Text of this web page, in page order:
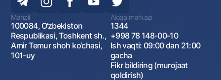
Manzil
100084, O‘zbekiston
Respublikasi, Toshkent sh.,
Amir Temur shoh ko‘chasi,
101-uy
Aloqa markazi
1344
+998 78 148-00-10
Ish vaqti: 09:00 dan 21:00
gacha
Fikr bildiring (murojaat
qoldirish)